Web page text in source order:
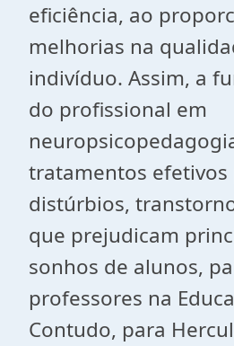
eficiência, ao
melhorias na
indivíduo. Assim, a
do profissional em
tratamentos efetivos
distúrbios,
que prejudicam
sonhos de alunos,
professores na
Contudo, para